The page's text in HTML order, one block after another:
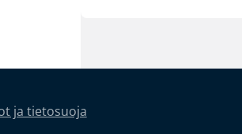
ja tietosuoja